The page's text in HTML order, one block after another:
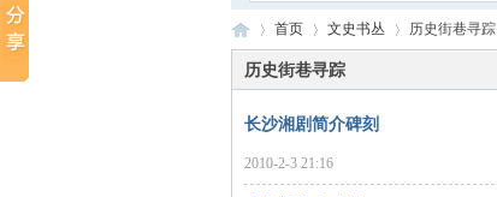
›
首页
›
文史书丛 历史街巷寻踪
历史街巷寻踪
长沙湘剧简介碑刻
2010-2-3 21:16